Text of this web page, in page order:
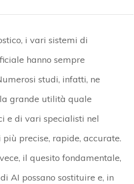
i vari sistemi di
hanno sempre
studi, infatti, ne
grande utilità quale
e di vari specialisti nel
precise, rapide, accurate.
il quesito fondamentale,
AI possano sostituire e, in